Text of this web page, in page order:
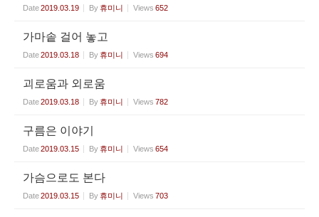
Date2019.03.19 By휴미니 Views 652
가마솥 걸어 놓고
Date2019.03.18 By휴미니 Views 694
괴로움과 외로움
Date2019.03.18 By휴미니 Views 782
구름은 이야기
Date2019.03.15 By휴미니 Views 654
가슴으로도 본다
Date2019.03.15 By휴미니 Views 703